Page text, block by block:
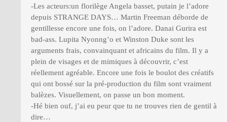
-Les acteurs:un florilège Angela basset, putain je l’adore
depuis STRANGE DAYS… Martin Freeman déborde de
gentillesse encore une fois, on l’adore. Danai Gurira est
bad-ass. Lupita Nyonng’o et Winston Duke sont les
arguments frais, convainquant et africains du film. Il y a
plein de visages et de mimiques à découvrir, c’est
réellement agréable. Encore une fois le boulot des créatifs
qui ont bossé sur la pré-production du film sont vraiment
balèzes. Visuellement, on passe un bon moment.
-Hé bien ouf, j’ai eu peur que tu ne trouves rien de gentil à
dire…